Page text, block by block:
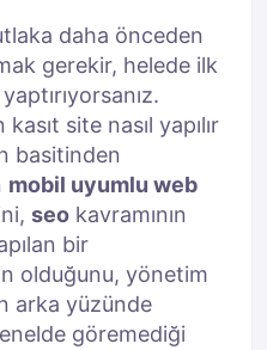
daha önceden
gerekir, helede ilk
site nasıl yapılır
basitinden
mobil uyumlu web
seo kavramının
bir
olduğunu, yönetim
arka yüzünde
göremediği